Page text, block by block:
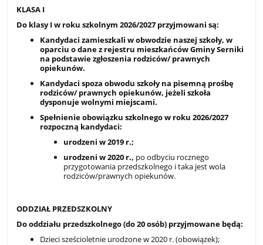
KLASA I
Do klasy I w roku szkolnym 2026/2027 przyjmowani są:
Kandydaci zamieszkali w obwodzie naszej szkoły, w
oparciu o dane z rejestru mieszkańców Gminy Serniki
na podstawie zgłoszenia rodziców/ prawnych
opiekunów.
Kandydaci spoza obwodu szkoły na pisemną prośbę
rodziców/ prawnych opiekunów, jeżeli szkoła
dysponuje wolnymi miejscami.
Spełnienie obowiązku szkolnego w roku 2026/2027
rozpoczną kandydaci:
urodzeni w 2019 r.;
urodzeni w 2020 r., po odbyciu rocznego
przygotowania przedszkolnego i taka jest wola
rodziców/prawnych opiekunów.
ODDZIAŁ PRZEDSZKOLNY
Do oddziału przedszkolnego (do 20 osób) przyjmowane będą:
Dzieci sześcioletnie urodzone w 2020 r. (obowiązek);